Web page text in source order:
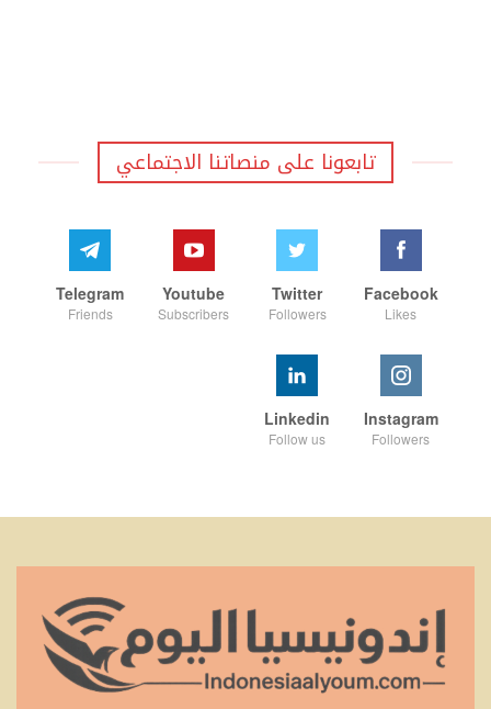
تابعونا على منصاتنا الاجتماعي
Facebook
Likes
Twitter
Followers
Youtube
Subscribers
Telegram
Friends
Instagram
Followers
Linkedin
Follow us